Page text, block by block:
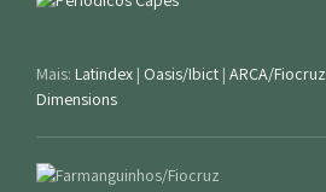
Mais: Latindex | Oasis/Ibict | ARCA/Fiocruz
Dimensions